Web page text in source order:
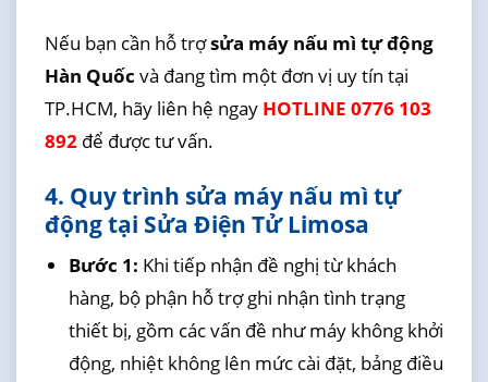
Nếu bạn cần hỗ trợsửa máy nấu mì tự động
Hàn Quốc và đang tìm một đơn vị uy tín tại
TP.HCM, hãy liên hệ ngay HOTLINE 0776 103
892để được tư vấn.
4. Quy trình sửa máy nấu mì tự
động tại Sửa Điện Tử Limosa
Bước 1: Khi tiếp nhận đề nghị từ khách
hàng, bộ phận hỗ trợ ghi nhận tình trạng
thiết bị, gồm các vấn đề như máy không khởi
động, nhiệt không lên mức cài đặt, bảng điều